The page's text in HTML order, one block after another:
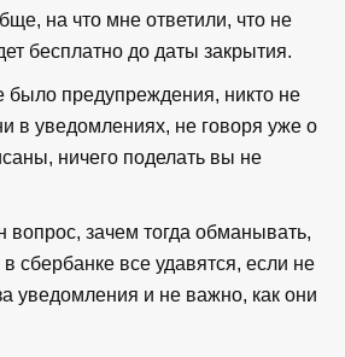
на что мне ответили, что не
бесплатно до даты закрытия.
было предупреждения, никто не
в уведомлениях, не говоря уже о
ничего поделать вы не
вопрос, зачем тогда обманывать,
сбербанке все удавятся, если не
уведомления и не важно, как они